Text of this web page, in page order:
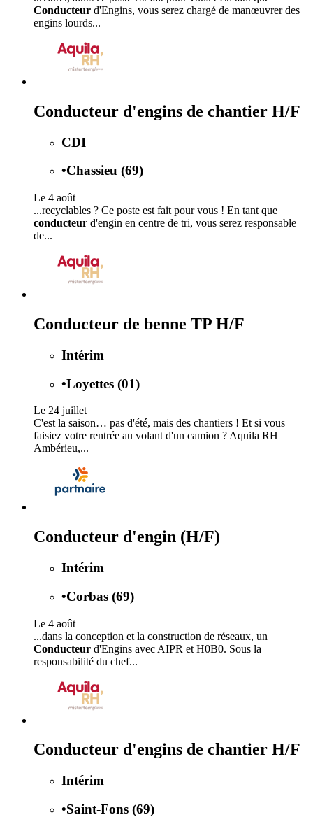
Conducteur d'Engins, vous serez chargé de manœuvrer des
engins lourds...
Conducteur d'engins de chantier H/F
CDI
•Chassieu (69)
Le 4 août
...recyclables ? Ce poste est fait pour vous ! En tant que
conducteur d'engin en centre de tri, vous serez responsable
de...
Conducteur de benne TP H/F
Intérim
•Loyettes (01)
Le 24 juillet
C'est la saison… pas d'été, mais des chantiers ! Et si vous
faisiez votre rentrée au volant d'un camion ? Aquila RH
Ambérieu,...
Conducteur d'engin (H/F)
Intérim
•Corbas (69)
Le 4 août
...dans la conception et la construction de réseaux, un
Conducteur d'Engins avec AIPR et H0B0. Sous la
responsabilité du chef...
Conducteur d'engins de chantier H/F
Intérim
•Saint-Fons (69)